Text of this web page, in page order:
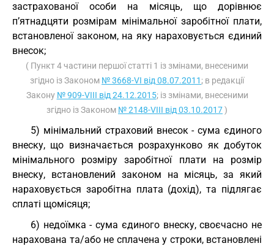
застрахованої особи на місяць, що дорівнює
п’ятнадцяти розмірам мінімальної заробітної плати,
встановленої законом, на яку нараховується єдиний
внесок;
( Пункт 4 частини першої статті 1 із змінами, внесеними
згідно із Законом № 3668-VI від 08.07.2011 ; в редакції
Закону № 909-VIII від 24.12.2015; із змінами, внесеними
згідно із Законом № 2148-VIII від 03.10.2017)
5) мінімальний страховий внесок - сума єдиного
внеску, що визначається розрахунково як добуток
мінімального розміру заробітної плати на розмір
внеску, встановлений законом на місяць, за який
нараховується заробітна плата (дохід), та підлягає
сплаті щомісяця;
6) недоїмка - сума єдиного внеску, своєчасно не
нарахована та/або не сплачена у строки, встановлені